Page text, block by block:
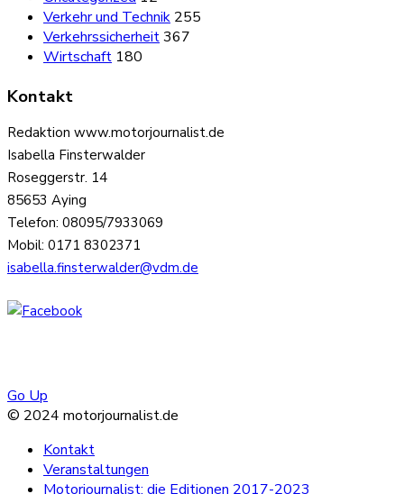
Verkehr und Technik 255
Verkehrssicherheit367
Wirtschaft 180
Kontakt
Redaktion www.motorjournalist.de
Isabella Finsterwalder
Roseggerstr. 14
85653 Aying
Telefon: 08095/7933069
Mobil: 0171 8302371
isabella.finsterwalder@vdm.de
Go Up
© 2024 motorjournalist.de
Kontakt
Veranstaltungen
Motorjournalist: die Editionen 2017-2023